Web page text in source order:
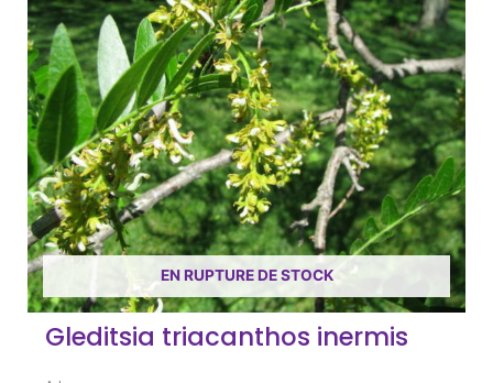
EN RUPTURE DE STOCK
Gleditsia triacanthos inermis